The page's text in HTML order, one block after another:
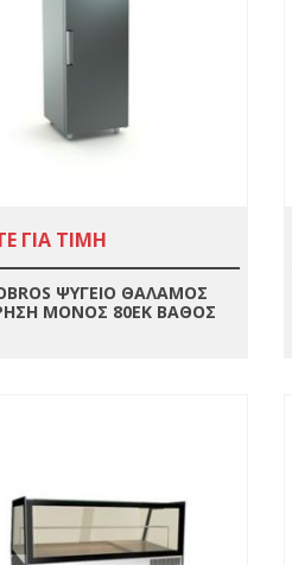
ΓΙΑ ΤΙΜΗ
ΨΥΓΕΙΟ ΘΑΛΑΜΟΣ
ΜΟΝΟΣ 80ΕΚ ΒΑΘΟΣ